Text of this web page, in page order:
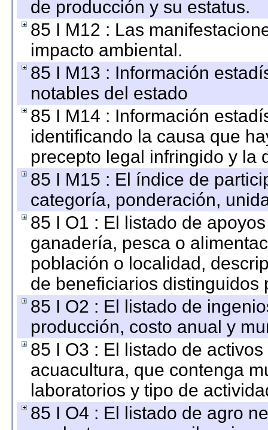
de producción y su estatus.
85 I M12 : Las
impacto ambiental.
85 I M13 : Información
notables del estado
85 I M14 : Información
identificando la causa que
precepto legal infringido y la
85 I M15 : El índice de
categoría, ponderación,
85 I O1 : El listado de
ganadería, pesca o
población o localidad,
de beneficiarios distinguidos
85 I O2 : El listado de
producción, costo anual y
85 I O3 : El listado de
acuacultura, que contenga
laboratorios y tipo de
85 I O4 : El listado de agro